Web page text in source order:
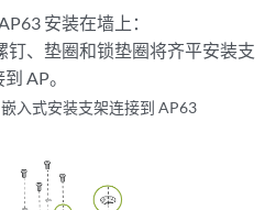
安装在墙上：
钉、垫圈和锁垫圈将齐平安装支
AP。
入式安装支架连接到 AP63